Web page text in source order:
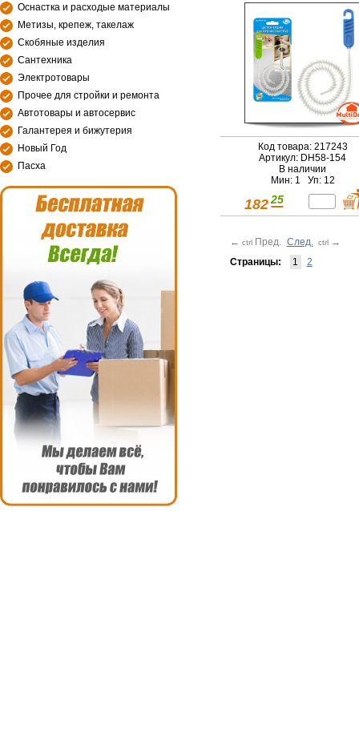
Оснастка и расходые материалы
Метизы, крепеж, такелаж
Скобяные изделия
Сантехника
Электротовары
Прочее для стройки и ремонта
Автотовары и автосервис
Галантерея и бижутерия
Новый Год
Пасха
Код товара: 217243
Артикул: DH58-154
В наличии
Мин: 1 Уп: 12
182 25
← ctrl Пред. След. ctrl →
Страницы:
1 2